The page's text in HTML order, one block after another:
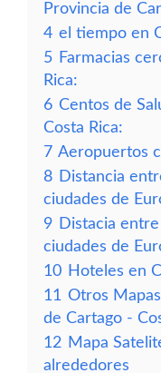
Provincia de
4 el tiempo en
5 Farmacias
Rica:
6 Centos de
Costa Rica:
7 Aeropuertos
8 Distancia
ciudades de
9 Distacia
ciudades de
10 Hoteles en
11 Otros
de Cartago -
12 Mapa
alrededores